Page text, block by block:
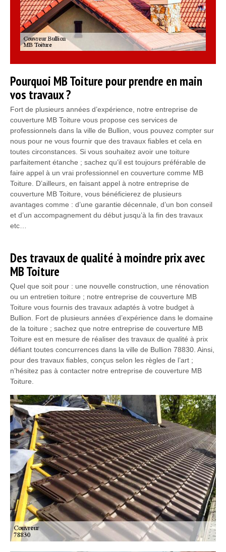
Pourquoi MB Toiture pour prendre en main
vos travaux ?
Fort de plusieurs années d’expérience, notre entreprise de
couverture MB Toiture vous propose ces services de
professionnels dans la ville de Bullion, vous pouvez compter sur
nous pour ne vous fournir que des travaux fiables et cela en
toutes circonstances. Si vous souhaitez avoir une toiture
parfaitement étanche ; sachez qu’il est toujours préférable de
faire appel à un vrai professionnel en couverture comme MB
Toiture. D’ailleurs, en faisant appel à notre entreprise de
couverture MB Toiture, vous bénéficierez de plusieurs
avantages comme : d’une garantie décennale, d’un bon conseil
et d’un accompagnement du début jusqu’à la fin des travaux
etc…
Des travaux de qualité à moindre prix avec
MB Toiture
Quel que soit pour : une nouvelle construction, une rénovation
ou un entretien toiture ; notre entreprise de couverture MB
Toiture vous fournis des travaux adaptés à votre budget à
Bullion. Fort de plusieurs années d’expérience dans le domaine
de la toiture ; sachez que notre entreprise de couverture MB
Toiture est en mesure de réaliser des travaux de qualité à prix
défiant toutes concurrences dans la ville de Bullion 78830. Ainsi,
pour des travaux fiables, conçus selon les règles de l’art ;
n’hésitez pas à contacter notre entreprise de couverture MB
Toiture.